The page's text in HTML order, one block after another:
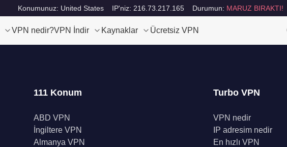
Konumunuz: United States IP'niz: 216.73.217.165 Durumun: MARUZ BIRAKTI!
VPN nedir?VPN İndir Kaynaklar Ücretsiz VPN
111 Konum
ABD VPN
İngiltere VPN
Almanya VPN
Turbo VPN
VPN nedir
IP adresim nedir
En hızlı VPN